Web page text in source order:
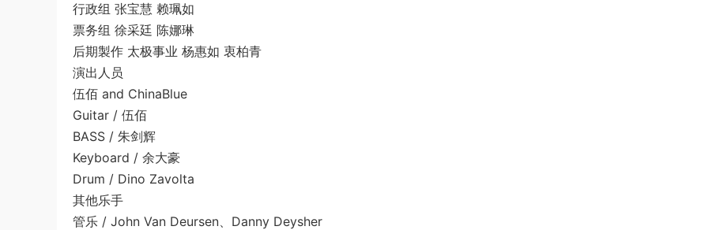
行政组 张宝慧 赖珮如
票务组 徐采廷 陈娜琳
后期製作 太极事业 杨惠如 衷柏青
演出人员
伍佰 and ChinaBlue
Guitar / 伍佰
BASS / 朱剑辉
Keyboard / 余大豪
Drum / Dino Zavolta
其他乐手
管乐 / John Van Deursen、Danny Deysher